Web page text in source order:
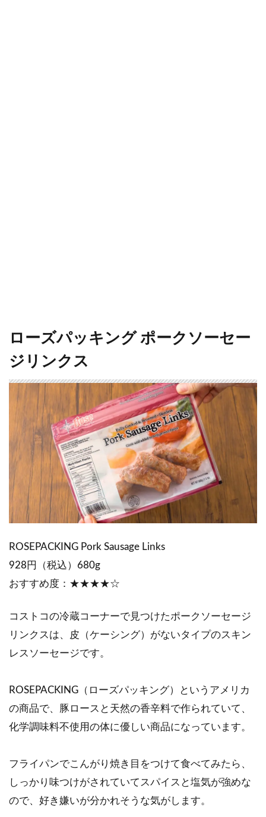
ローズパッキング ポークソーセー
ジリンクス
ROSEPACKING Pork Sausage Links
928円（税込）680g
おすすめ度：★★★★☆
コストコの冷蔵コーナーで見つけたポークソーセージ
リンクスは、皮（ケーシング）がないタイプのスキン
レスソーセージです。
ROSEPACKING（ローズパッキング）というアメリカ
の商品で、豚ロースと天然の香辛料で作られていて、
化学調味料不使用の体に優しい商品になっています。
フライパンでこんがり焼き目をつけて食べてみたら、
しっかり味つけがされていてスパイスと塩気が強めな
ので、好き嫌いが分かれそうな気がします。